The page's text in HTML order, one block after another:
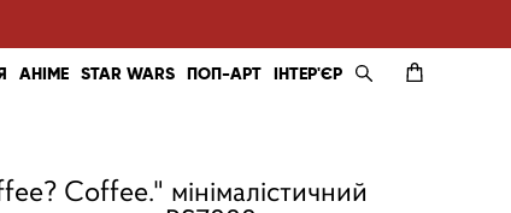
АНІМЕ STAR WARS ПОП-АРТ ІНТЕР'ЄР
Coffee." мінімалістичний